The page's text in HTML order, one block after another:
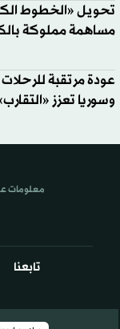
تحويل «الخطوط
مساهمة مملوكة
عودة مرتقبة
وسوريا تعزز
تابعنا
معلومات